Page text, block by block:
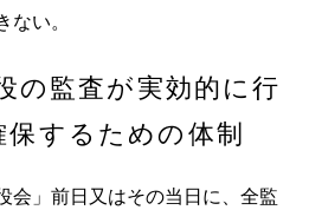
い。
の監査が実効的に行
するための体制
会」前日又はその当日に、全監